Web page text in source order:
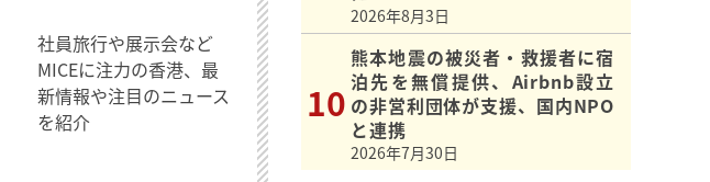
社員旅行や展示会など
MICEに注力の香港、最
新情報や注目のニュース
を紹介
2026年8月3日
熊本地震の被災者・救援者に宿
泊先を無償提供、Airbnb設立
の非営利団体が支援、国内NPO
と連携
2026年7月30日